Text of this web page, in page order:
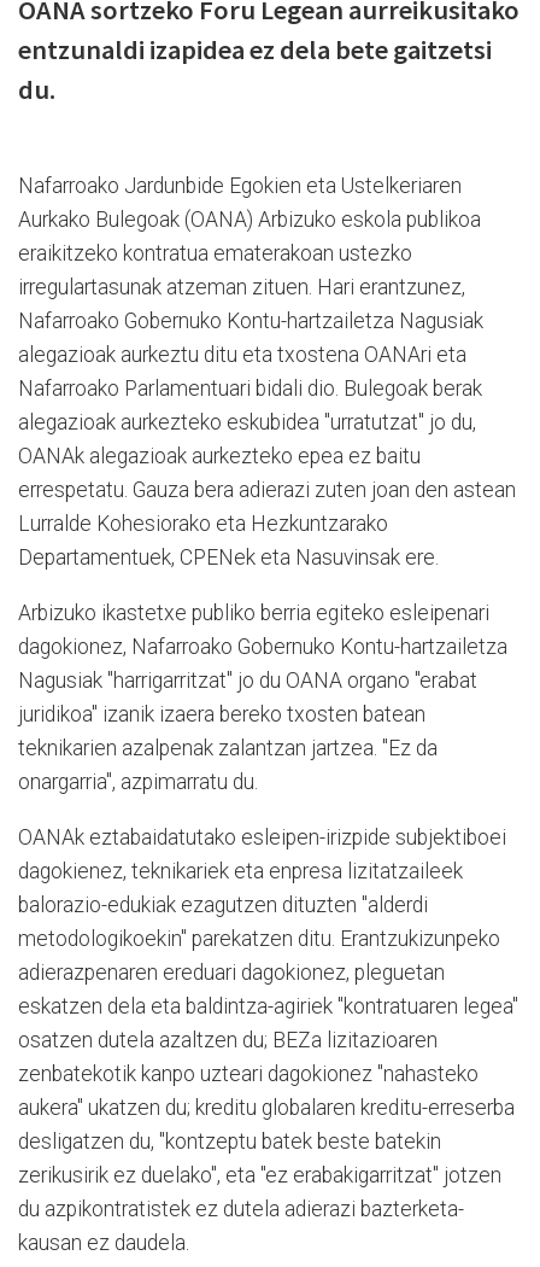
OANA sortzeko Foru Legean aurreikusitako
entzunaldi izapidea ez dela bete gaitzetsi
du.
Nafarroako Jardunbide Egokien eta Ustelkeriaren
Aurkako Bulegoak (OANA) Arbizuko eskola publikoa
eraikitzeko kontratua ematerakoan ustezko
irregulartasunak atzeman zituen. Hari erantzunez,
Nafarroako Gobernuko Kontu-hartzailetza Nagusiak
alegazioak aurkeztu ditu eta txostena OANAri eta
Nafarroako Parlamentuari bidali dio. Bulegoak berak
alegazioak aurkezteko eskubidea "urratutzat" jo du,
OANAk alegazioak aurkezteko epea ez baitu
errespetatu. Gauza bera adierazi zuten joan den astean
Lurralde Kohesiorako eta Hezkuntzarako
Departamentuek, CPENek eta Nasuvinsak ere.
Arbizuko ikastetxe publiko berria egiteko esleipenari
dagokionez, Nafarroako Gobernuko Kontu-hartzailetza
Nagusiak "harrigarritzat" jo du OANA organo "erabat
juridikoa" izanik izaera bereko txosten batean
teknikarien azalpenak zalantzan jartzea. "Ez da
onargarria", azpimarratu du.
OANAk eztabaidatutako esleipen-irizpide subjektiboei
dagokienez, teknikariek eta enpresa lizitatzaileek
balorazio-edukiak ezagutzen dituzten "alderdi
metodologikoekin" parekatzen ditu. Erantzukizunpeko
adierazpenaren ereduari dagokionez, pleguetan
eskatzen dela eta baldintza-agiriek "kontratuaren legea"
osatzen dutela azaltzen du; BEZa lizitazioaren
zenbatekotik kanpo uzteari dagokionez "nahasteko
aukera" ukatzen du; kreditu globalaren kreditu-erreserba
desligatzen du, "kontzeptu batek beste batekin
zerikusirik ez duelako", eta "ez erabakigarritzat" jotzen
du azpikontratistek ez dutela adierazi bazterketa-
kausan ez daudela.